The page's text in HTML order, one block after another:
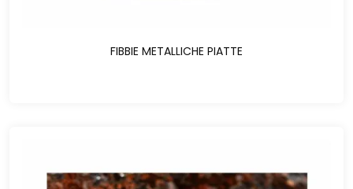
FIBBIE METALLICHE PIATTE